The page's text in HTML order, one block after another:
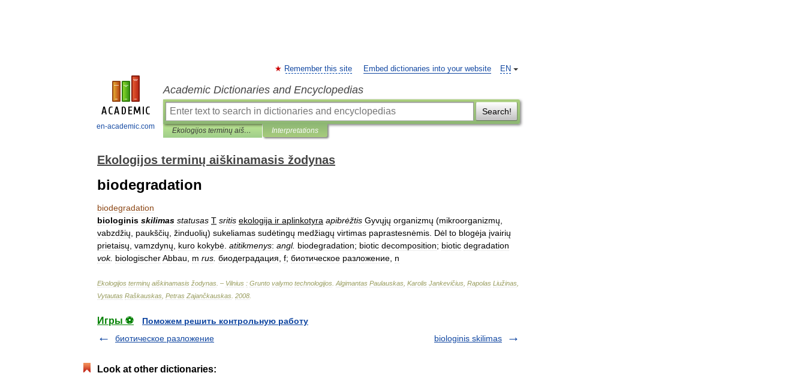
en-academic.com
EN
Remember this site Embed dictionaries into your website
Academic Dictionaries and Encyclopedias
Search!
Ekologijos terminų aiškinamasis žodynas Interpretations
Ekologijos terminų aiškinamasis žodynas
biodegradation
biodegradation
biologinis skilimas statusas T sritis ekologija ir aplinkotyra apibrėžtis Gyvųjų organizmų (mikroorganizmų
vabzdžių
paukščių žinduolių) sukeliamas sudėtingų medžiagų virtimas paprastesnėmis Dėl to blogėja įvairių
prietaisų vamzdynų kuro kokybė atitikmenys: angl. biodegradation; biotic decomposition; biotic degradation
vok. biologischerAbbau m rus биодеградация f; биотическое разложение n
Ekologijos terminų aiškinamasis žodynas . – Vilnius : Grunto valymo technologijos Algimantas Paulauskas Karolis Jankevičius Rapolas Liužinas
Vytautas Raškauskas Petras Zajančkauskas 2008
Игры ⚽
Поможем решить контрольную работу
биотическое разложение
biologinis skilimas
Look at other dictionaries: